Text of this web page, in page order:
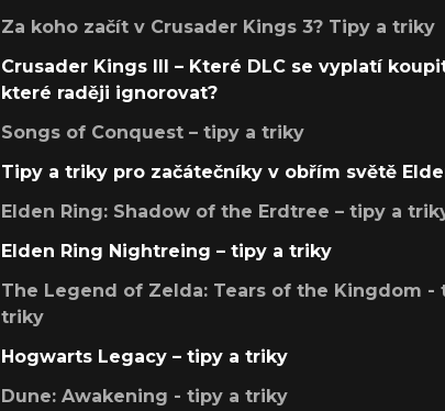
Za koho začít v Crusader Kings 3? Tipy a triky
Crusader Kings III – Které DLC se vyplatí
které raději ignorovat?
Songs of Conquest – tipy a triky
Tipy a triky pro začátečníky v obřím světě
Elden Ring: Shadow of the Erdtree – tipy a
Elden Ring Nightreing – tipy a triky
The Legend of Zelda: Tears of the Kingdom -
triky
Hogwarts Legacy – tipy a triky
Dune: Awakening - tipy a triky